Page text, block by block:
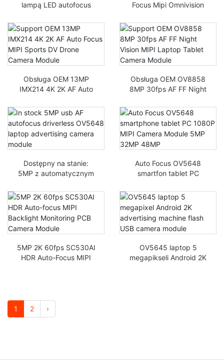
lampą LED autofocus
tabletu Omnivision
13MP
Focus Mipi Omnivision
Moduł Aparatu 13MP
Obsługa OEM 13MP
IMX214 4K 2K AF Auto
Moduł Kamery Drona
Obsługa OEM OV8858
8MP 30fps AF FF Night
Tablet Camera Module
Dostępny na stanie:
5MP z automatycznym
bez sterownika moduł
kamery reklamowej
OV5648
Auto Focus OV5648
smartfon tablet PC
kamery 5MP 32MP
48MP
5MP 2K 60fps SC530AI
HDR Auto-Focus MIPI
OV5645 laptop 5
megapikseli Android 2K
1 2 ›